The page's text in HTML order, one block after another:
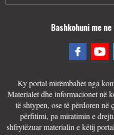
Bashkohuni me
Ky portal mirëmbahet nga
Materialet dhe informacionet në
të shtypen, ose të përdoren
përfitimi, pa miratimin e
shfrytëzuar materialin e këtij